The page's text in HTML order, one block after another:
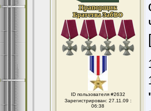
ID пользователя #2632
Зарегистрирован: 27.11.09 :
06:38